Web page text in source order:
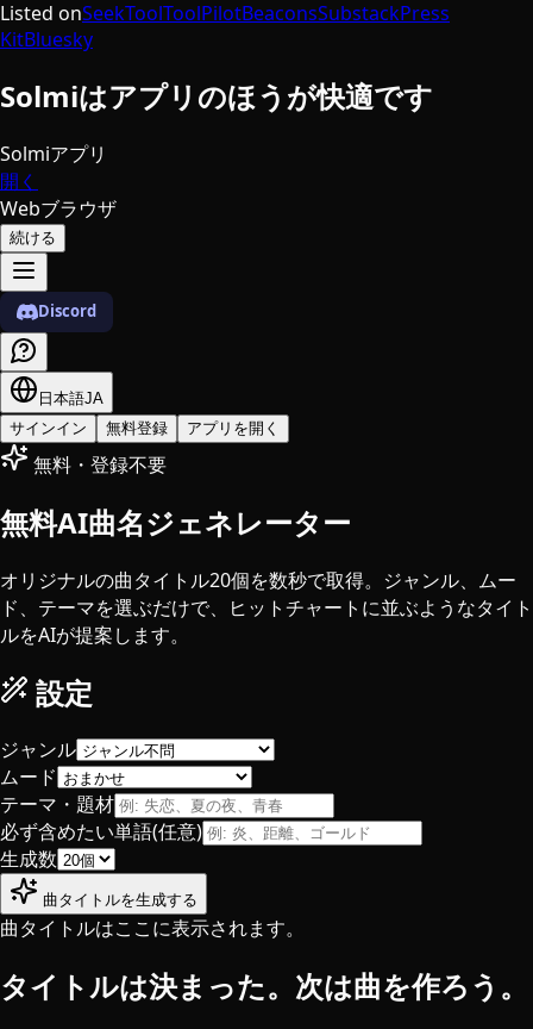
Listed onSeekToolToolPilotBeaconsSubstackPress
KitBluesky
Solmiはアプリのほうが快適です
Solmiアプリ
開く
Webブラウザ
続ける
Discord
日本語JA
サインイン
無料登録 アプリを開く
無料・登録不要
無料AI曲名ジェネレーター
オリジナルの曲タイトル20個を数秒で取得。ジャンル、ムー
ド、テーマを選ぶだけで、ヒットチャートに並ぶようなタイト
ルをAIが提案します。
設定
ジャンル
ムード
テーマ・題材
必ず含めたい単語(任意)
生成数
曲タイトルを生成する
曲タイトルはここに表示されます。
タイトルは決まった。次は曲を作ろう。